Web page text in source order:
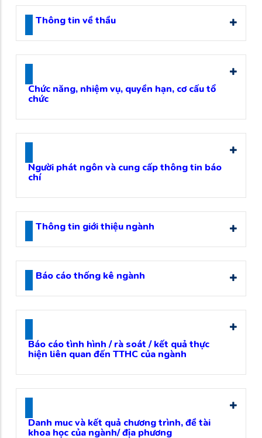
Thông tin về thầu
Chức năng, nhiệm vụ, quyền hạn, cơ cấu tổ
chức
Người phát ngôn và cung cấp thông tin báo
chí
Thông tin giới thiệu ngành
Báo cáo thống kê ngành
Báo cáo tình hình / rà soát / kết quả thực
hiện liên quan đến TTHC của ngành
Danh muc và kết quả chương trình, đề tài
khoa học của ngành/ địa phương